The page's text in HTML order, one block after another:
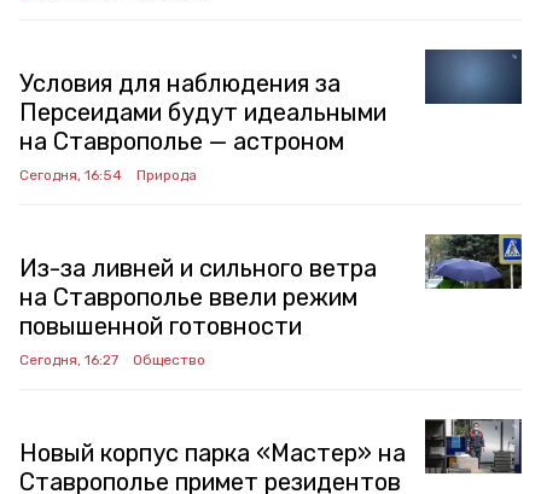
Условия для наблюдения за
Персеидами будут идеальными
на Ставрополье — астроном
Сегодня, 16:54 Природа
Из-за ливней и сильного ветра
на Ставрополье ввели режим
повышенной готовности
Сегодня, 16:27 Общество
Новый корпус парка «Мастер» на
Ставрополье примет резидентов